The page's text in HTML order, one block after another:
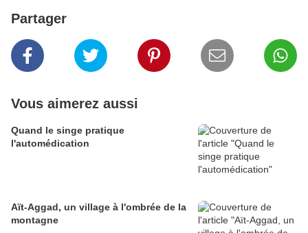
Partager
Vous aimerez aussi
Quand le singe pratique
l'automédication
Aït-Aggad, un village à l'ombrée de la
montagne